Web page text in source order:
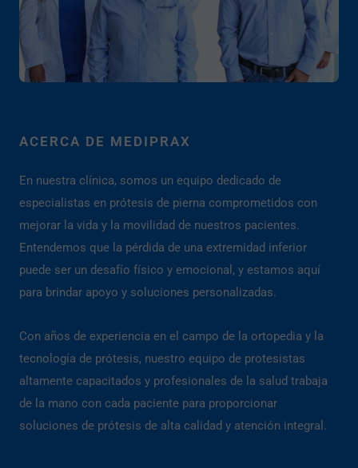
ACERCA DE MEDIPRAX
En nuestra clínica, somos un equipo dedicado de
especialistas en prótesis de pierna comprometidos con
mejorar la vida y la movilidad de nuestros pacientes.
Entendemos que la pérdida de una extremidad inferior
puede ser un desafío físico y emocional, y estamos aquí
para brindar apoyo y soluciones personalizadas.
Con años de experiencia en el campo de la ortopedia y la
tecnología de prótesis, nuestro equipo de protesistas
altamente capacitados y profesionales de la salud trabaja
de la mano con cada paciente para proporcionar
soluciones de prótesis de alta calidad y atención integral.